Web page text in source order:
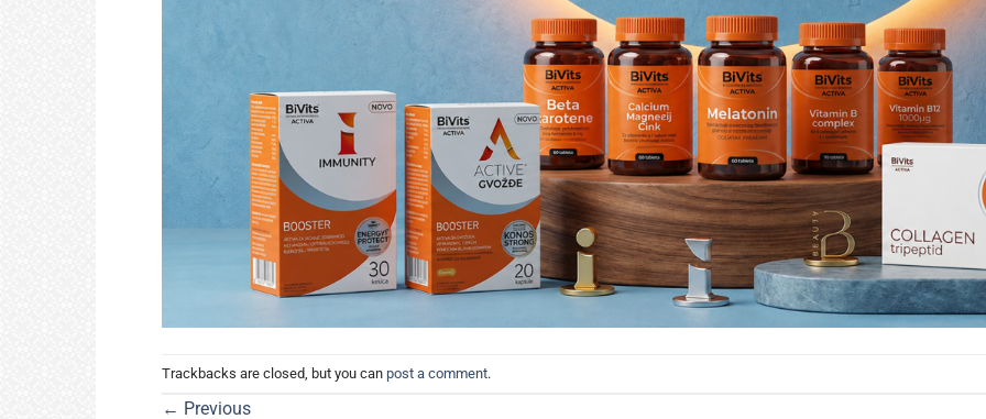
Trackbacks are closed, but you can post a comment.
← Previous